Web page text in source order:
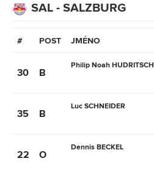
SAL - SALZBURG
# POST JMÉNO
30 B
Philip Noah HUDRITSCH
35 B
Luc SCHNEIDER
22 O
Dennis BECKEL